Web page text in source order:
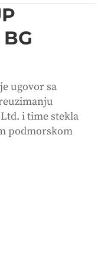
ugovor sa
i time stekla
podmorskom